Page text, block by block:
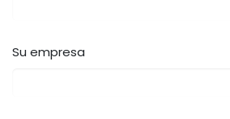
Su empresa